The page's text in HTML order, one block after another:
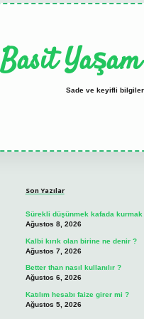
Basit
Sade ve keyifli
Son Yazılar
Sürekli düşünmek kafada
Ağustos 8, 2026
Kalbi kırık olan birine ne denir ?
Ağustos 7, 2026
Better than nasıl kullanılır ?
Ağustos 6, 2026
Katılım hesabı faize girer mi ?
Ağustos 5, 2026